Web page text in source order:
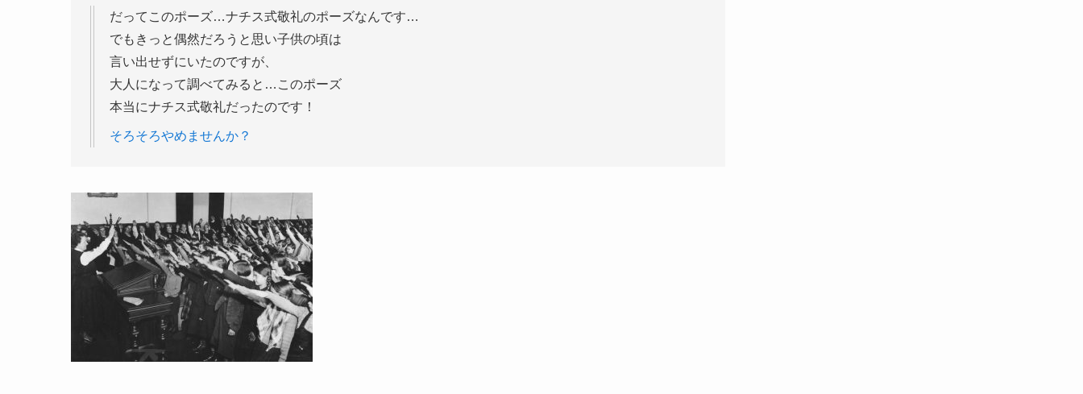
だってこのポーズ…ナチス式敬礼のポーズなんです…
でもきっと偶然だろうと思い子供の頃は
言い出せずにいたのですが、
大人になって調べてみると…このポーズ
本当にナチス式敬礼だったのです！
そろそろやめませんか？